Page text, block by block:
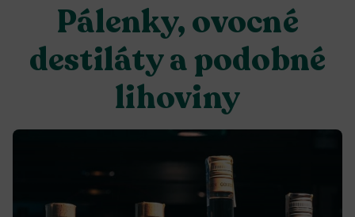
Pálenky, ovocné
destiláty a podobné
lihoviny